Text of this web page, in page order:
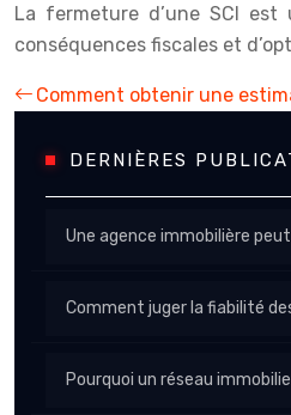
La fermeture d’une SCI
conséquences fiscales et
Comment obtenir une
DERNIÈRES
Une agence immobilière
Comment juger la fiabilité
Pourquoi un réseau